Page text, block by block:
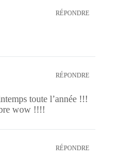
RÉPONDRE
RÉPONDRE
toute l’année !!!
wow !!!!
RÉPONDRE